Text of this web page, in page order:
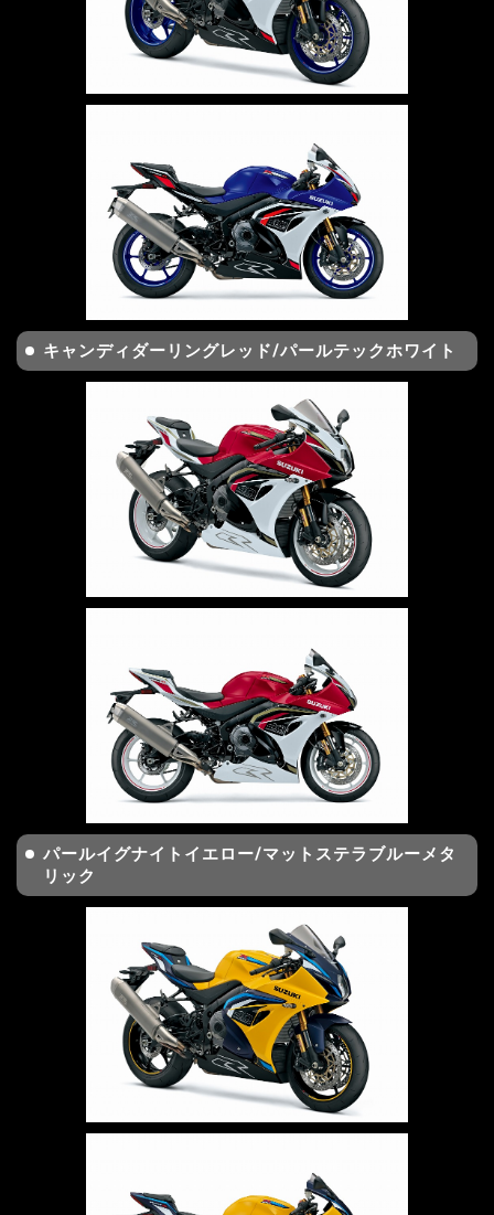
キャンディダーリングレッド/パールテックホワイト
パールイグナイトイエロー/マットステラブルーメタ
リック